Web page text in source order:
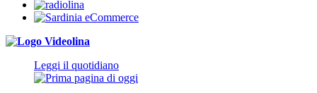
Leggi il quotidiano